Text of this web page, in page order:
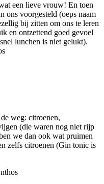
een lieve vrouw! En toen
ons voorgesteld (oeps naam
bij zitten om ons te leren
en ontzettend goed gevoel
lunchen is niet gelukt).
weg: citroenen,
(die waren nog niet rijp
we dan ook wat pruimen
zelfs citroenen (Gin tonic is